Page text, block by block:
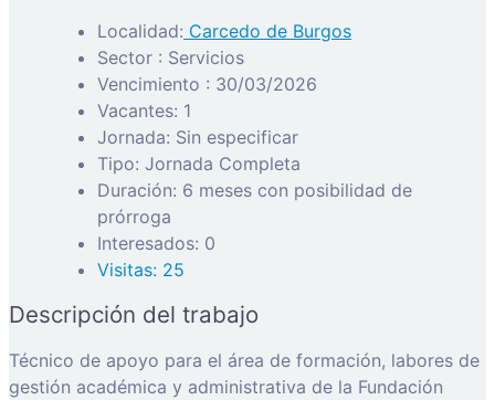
Localidad: Carcedo de Burgos
Sector : Servicios
Vencimiento : 30/03/2026
Vacantes: 1
Jornada: Sin especificar
Tipo: Jornada Completa
Duración: 6 meses con posibilidad de
prórroga
Interesados: 0
Visitas: 25
Descripción del trabajo
Técnico de apoyo para el área de formación, labores de
gestión académica y administrativa de la Fundación